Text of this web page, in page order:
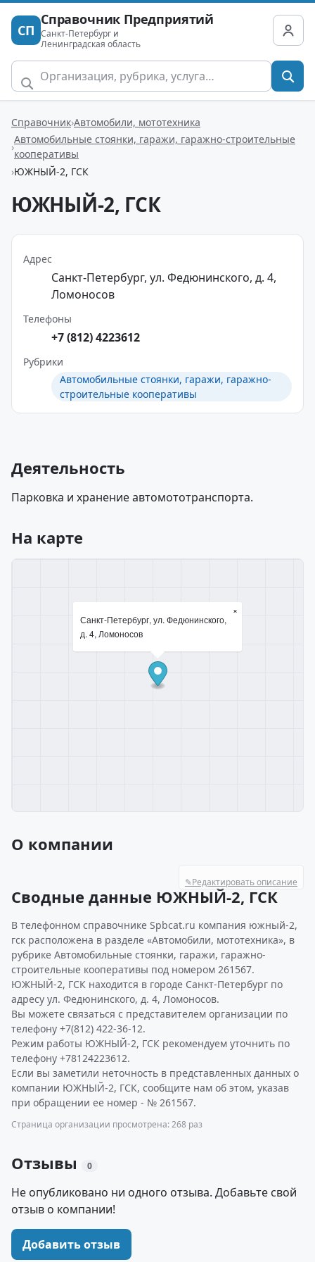
СП
Справочник Предприятий
Санкт-Петербург и
Ленинградская область
Справочник Автомобили, мототехника
Автомобильные стоянки, гаражи, гаражно-строительные
кооперативы
ЮЖНЫЙ-2, ГСК
ЮЖНЫЙ-2, ГСК
Адрес
Санкт-Петербург, ул. Федюнинского, д. 4,
Ломоносов
Телефоны
+7 (812) 4223612
Рубрики
Автомобильные стоянки, гаражи, гаражно-
строительные кооперативы
Деятельность
Парковка и хранение автомототранспорта.
На карте
Санкт-Петербург, ул. Федюнинского,
д. 4, Ломоносов
×
О компании
✎Редактировать описание
Сводные данные ЮЖНЫЙ-2, ГСК
В телефонном справочнике Spbcat.ru компания южный-2,
гск расположена в разделе «Автомобили, мототехника», в
рубрике Автомобильные стоянки, гаражи, гаражно-
строительные кооперативы под номером 261567.
ЮЖНЫЙ-2, ГСК находится в городе Санкт-Петербург по
адресу ул. Федюнинского, д. 4, Ломоносов.
Вы можете связаться с представителем организации по
телефону +7(812) 422-36-12.
Режим работы ЮЖНЫЙ-2, ГСК рекомендуем уточнить по
телефону +78124223612.
Если вы заметили неточность в представленных данных о
компании ЮЖНЫЙ-2, ГСК, сообщите нам об этом, указав
при обращении ее номер - № 261567.
Страница организации просмотрена: 268 раз
Отзывы 0
Не опубликовано ни одного отзыва. Добавьте свой
отзыв о компании!
Добавить отзыв